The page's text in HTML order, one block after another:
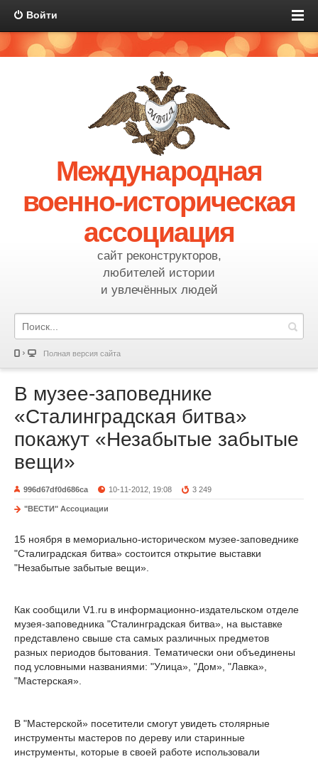
Войти
Международная
военно-историческая
ассоциация
сайт реконструкторов,
любителей истории
и увлечённых людей
Полная версия сайта
В музее-заповеднике
«Сталинградская битва»
покажут «Незабытые забытые
вещи»
996d67df0d686ca 10-11-2012, 19:08 3 249
"ВЕСТИ" Ассоциации
15 ноября в мемориально-историческом музее-заповеднике
"Сталиградская битва» состоится открытие выставки
"Незабытые забытые вещи».
Как сообщили V1.ru в информационно-издательском отделе
музея-заповедника "Сталинградская битва», на выставке
представлено свыше ста самых различных предметов
разных периодов бытования. Тематически они объединены
под условными названиями: "Улица», "Дом», "Лавка»,
"Мастерская».
В "Мастерской» посетители смогут увидеть столярные
инструменты мастеров по дереву или старинные
инструменты, которые в своей работе использовали